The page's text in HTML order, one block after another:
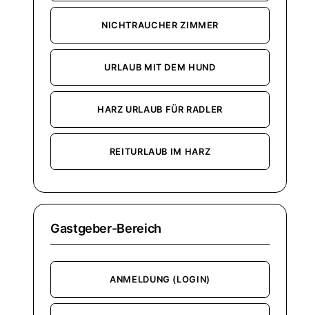
NICHTRAUCHER ZIMMER
URLAUB MIT DEM HUND
HARZ URLAUB FÜR RADLER
REITURLAUB IM HARZ
Gastgeber-Bereich
ANMELDUNG (LOGIN)